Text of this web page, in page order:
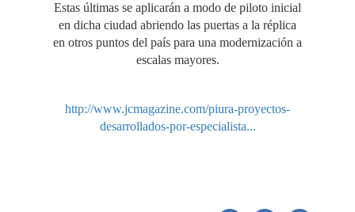
Estas últimas se aplicarán a modo de piloto inicial
en dicha ciudad abriendo las puertas a la réplica
en otros puntos del país para una modernización a
escalas mayores.
http://www.jcmagazine.com/piura-proyectos-
desarrollados-por-especialista...